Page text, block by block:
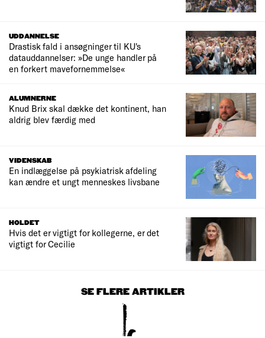
UDDANNELSE
Drastisk fald i ansøgninger til KU's
datauddannelser: »De unge handler på
en forkert mavefornemmelse«
ALUMNERNE
Knud Brix skal dække det kontinent, han
aldrig blev færdig med
VIDENSKAB
En indlæggelse på psykiatrisk afdeling
kan ændre et ungt menneskes livsbane
HOLDET
Hvis det er vigtigt for kollegerne, er det
vigtigt for Cecilie
SE FLERE ARTIKLER